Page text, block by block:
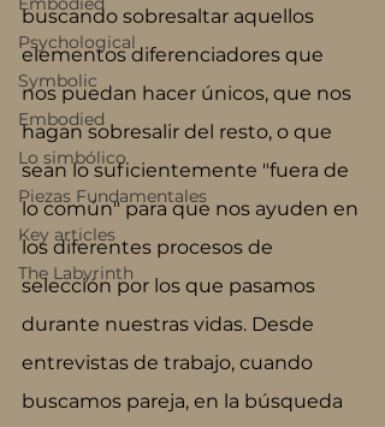
Psychological
Symbolic
Embodied
Lo simbólico
Piezas Fundamentales
Key articles
The Labyrinth
buscando sobresaltar aquellos
elementos diferenciadores que
nos puedan hacer únicos, que nos
hagan sobresalir del resto, o que
sean lo suficientemente "fuera de
lo común" para que nos ayuden en
los diferentes procesos de
selección por los que pasamos
durante nuestras vidas. Desde
entrevistas de trabajo, cuando
buscamos pareja, en la búsqueda